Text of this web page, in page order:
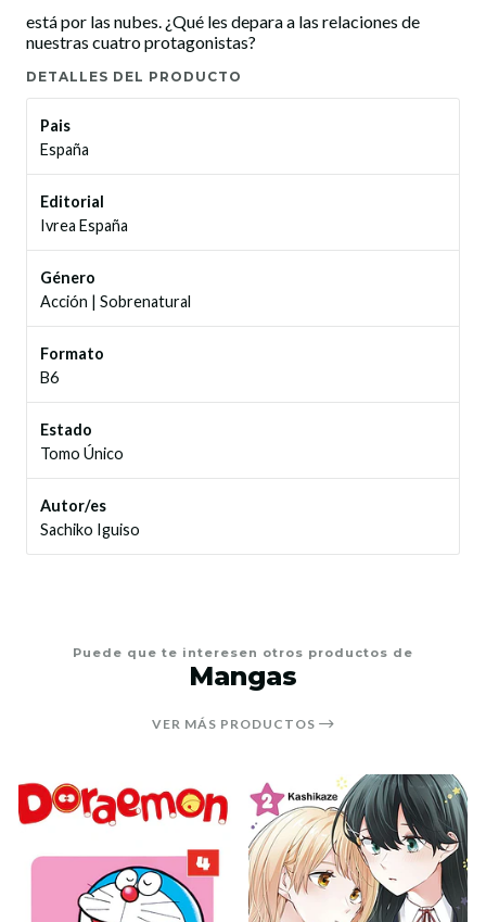
está por las nubes. ¿Qué les depara a las relaciones de
nuestras cuatro protagonistas?
DETALLES DEL PRODUCTO
Pais
España
Editorial
Ivrea España
Género
Acción | Sobrenatural
Formato
B6
Estado
Tomo Único
Autor/es
Sachiko Iguiso
Puede que te interesen otros productos de
Mangas
VER MÁS PRODUCTOS